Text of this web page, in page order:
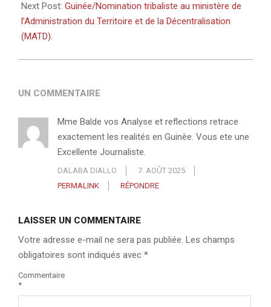
Next Post: Guinée/Nomination tribaliste au ministère de
l’Administration du Territoire et de la Décentralisation
(MATD).
UN COMMENTAIRE
Mme Balde vos Analyse et reflections retrace
exactement les realités en Guinèe. Vous ete une
Excellente Journaliste.
DALABA DIALLO
7. AOÛT 2025
PERMALINK
RÉPONDRE
LAISSER UN COMMENTAIRE
Votre adresse e-mail ne sera pas publiée. Les champs
obligatoires sont indiqués avec *
Commentaire
*